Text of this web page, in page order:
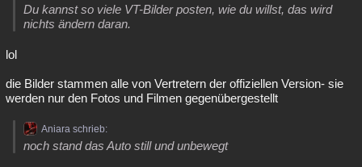
Du kannst so viele VT-Bilder posten, wie du willst, das wird
nichts ändern daran.
lol
die Bilder stammen alle von Vertretern der offiziellen Version- sie
werden nur den Fotos und Filmen gegenübergestellt
Aniara schrieb:
noch stand das Auto still und unbewegt